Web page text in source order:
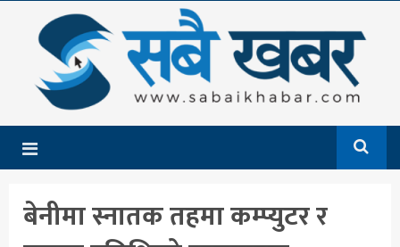
गृहपृष्ठ
समाचार
राजनीति
देश
आर्थिक
बेनीमा स्नातक तहमा कम्प्युटर र